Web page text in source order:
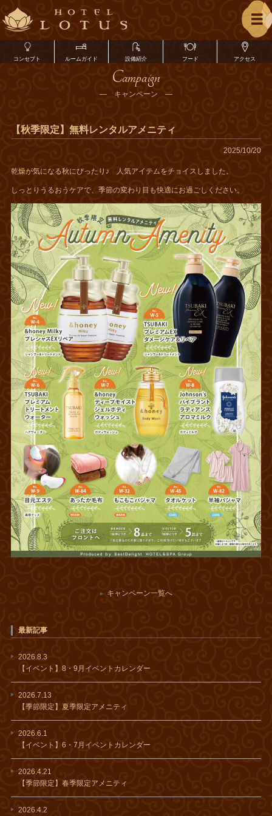
コンセプト ルームガイド 設備紹介 フード アクセス
Campaign
― キャンペーン ―
【秋季限定】無料レンタルアメニティ
2025/10/20
乾燥が気になる秋にぴったり♪ 人気アイテムをチョイスしました。
しっとりうるおうケアで、季節の変わり目も快適にお過ごしください。
キャンペーン一覧へ
最新記事
2026.8.3
【イベント】8・9月イベントカレンダー
2026.7.13
【季節限定】夏季限定アメニティ
2026.6.1
【イベント】6・7月イベントカレンダー
2026.4.21
【季節限定】春季限定アメニティ
2026.4.2